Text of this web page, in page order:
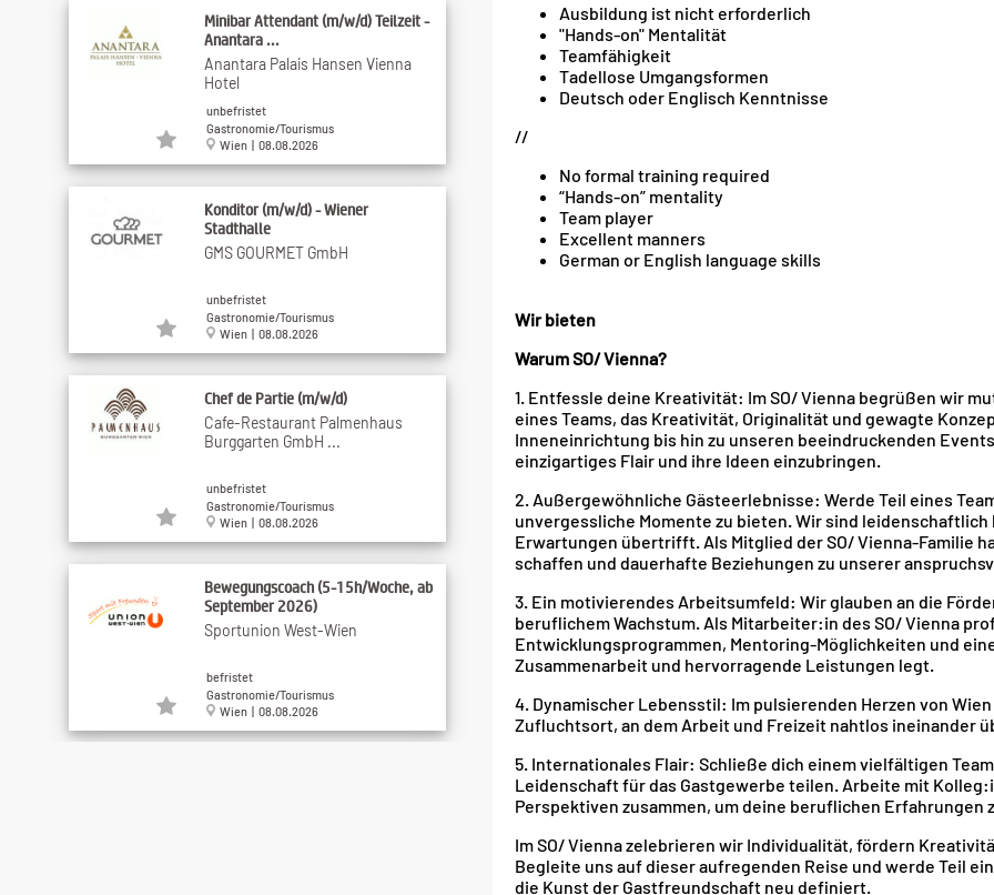
Ausbildung ist nicht erforderlich
"Hands-on" Mentalität
Teamfähigkeit
Tadellose Umgangsformen
Deutsch oder Englisch Kenntnisse
//
No formal training required
“Hands-on” mentality
Team player
Excellent manners
German or English language skills
Wir bieten
Warum SO/ Vienna?
1. Entfessle deine Kreativität: Im SO/ Vienna begrüßen wir
eines Teams, das Kreativität, Originalität und gewagte
Inneneinrichtung bis hin zu unseren beeindruckenden
einzigartiges Flair und ihre Ideen einzubringen.
2. Außergewöhnliche Gästeerlebnisse: Werde Teil eines
unvergessliche Momente zu bieten. Wir sind
Erwartungen übertrifft. Als Mitglied der SO/ Vienna-Familie
schaffen und dauerhafte Beziehungen zu unserer
3. Ein motivierendes Arbeitsumfeld: Wir glauben an die
beruflichem Wachstum. Als Mitarbeiter:in des SO/ Vienna
Entwicklungsprogrammen, Mentoring-Möglichkeiten und
Zusammenarbeit und hervorragende Leistungen legt.
4. Dynamischer Lebensstil: Im pulsierenden Herzen von
Zufluchtsort, an dem Arbeit und Freizeit nahtlos ineinander
5. Internationales Flair: Schließe dich einem vielfältigen
Leidenschaft für das Gastgewerbe teilen. Arbeite mit
Perspektiven zusammen, um deine beruflichen Erfahrungen
Im SO/ Vienna zelebrieren wir Individualität, fördern
Begleite uns auf dieser aufregenden Reise und werde Teil
die Kunst der Gastfreundschaft neu definiert.
Minibar Attendant (m/w/d) Teilzeit -
Anantara ...
Anantara Palais Hansen Vienna
Hotel
unbefristet
Gastronomie/Tourismus
Wien | 08.08.2026
Konditor (m/w/d) - Wiener
Stadthalle
GMS GOURMET GmbH
unbefristet
Gastronomie/Tourismus
Wien | 08.08.2026
Chef de Partie (m/w/d)
Cafe-Restaurant Palmenhaus
Burggarten GmbH ...
unbefristet
Gastronomie/Tourismus
Wien | 08.08.2026
Bewegungscoach (5-15h/Woche, ab
September 2026)
Sportunion West-Wien
befristet
Gastronomie/Tourismus
Wien | 08.08.2026